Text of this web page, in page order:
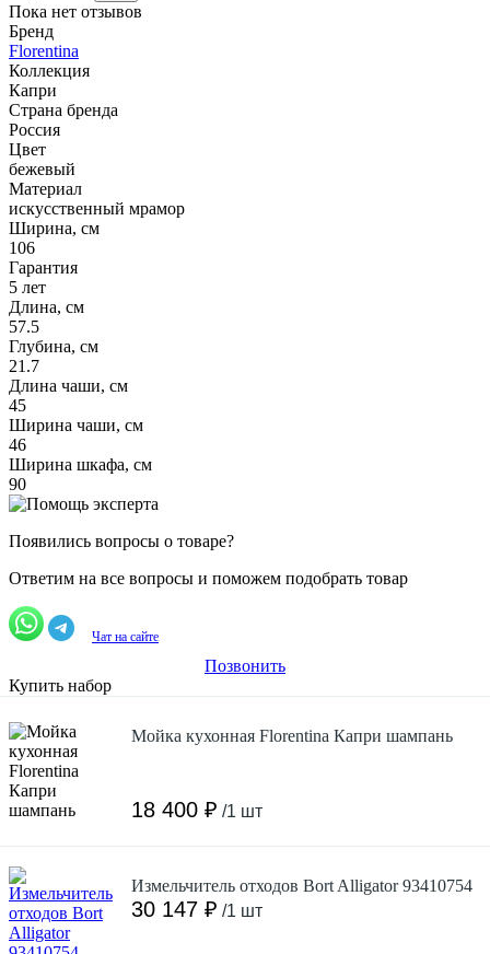
Пока нет отзывов
Бренд
Florentina
Коллекция
Капри
Страна бренда
Россия
Цвет
бежевый
Материал
искусственный мрамор
Ширина, см
106
Гарантия
5 лет
Длина, см
57.5
Глубина, см
21.7
Длина чаши, см
45
Ширина чаши, см
46
Ширина шкафа, см
90
Появились вопросы о товаре?
Ответим на все вопросы и поможем подобрать товар
Чат на сайте
Позвонить
Купить набор
Мойка кухонная Florentina Капри шампань
18 400 ₽ /1 шт
Измельчитель отходов Bort Alligator 93410754
30 147 ₽ /1 шт